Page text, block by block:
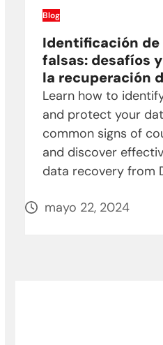
Blog
Identificación
falsas: desafíos
la recuperación
Learn how to
and protect your
common signs of
and discover
data recovery from
mayo 22, 2024